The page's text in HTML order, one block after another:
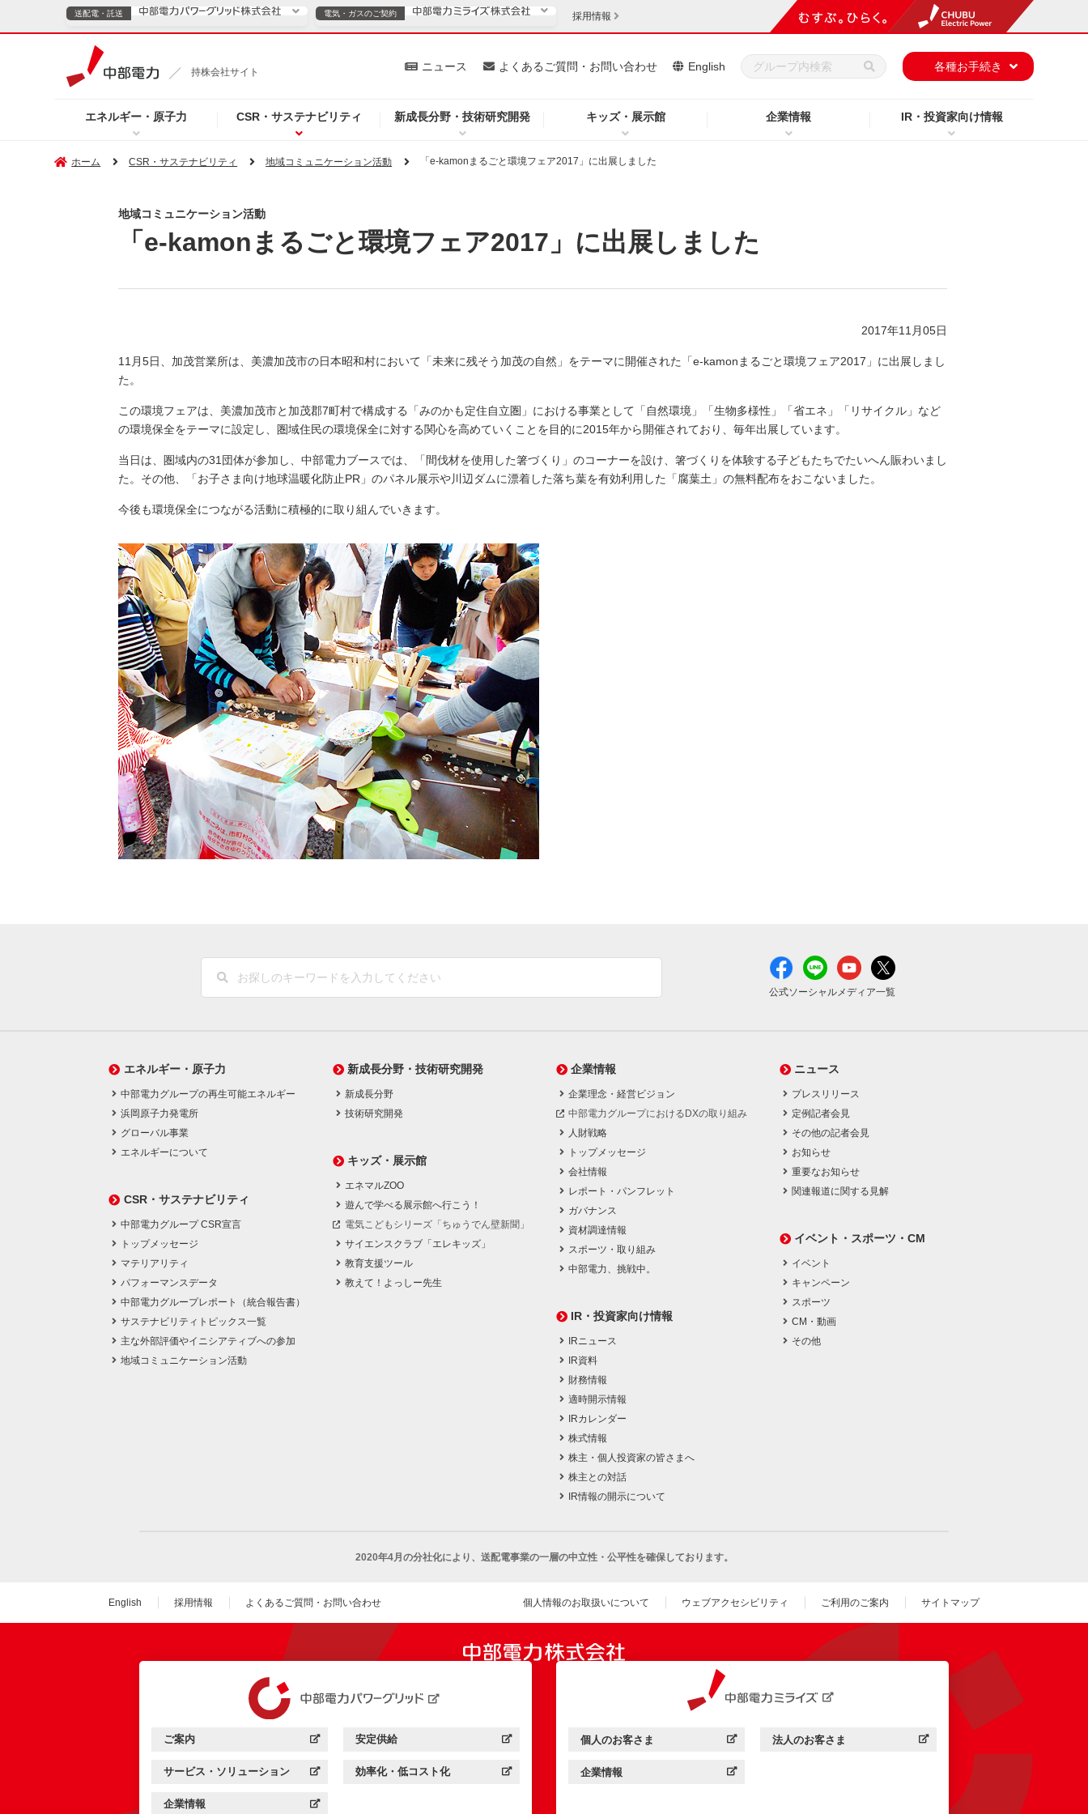
持株会社サイト
エネルギー・原子力 CSR・サステナビリティ 新成長分野・技術研究開発 キッズ・展示館 企業情報 IR・投資家向け情報
ニュース よくあるご質問・お問い合わせ English 各種お手続き
送配電・託送
ニュース（新しいウィンドウを開きます）
よくあるご質問・お問い合わせ（新しいウィンドウを開きます）
電気・ガスのご契約
電気・ガスのご契約
プレスリリース（新しいウィンドウを開きます）
お知らせ（新しいウィンドウを開きます）
よくあるご質問・お問い合わせ（新しいウィンドウを開きます）
採用情報
ホーム CSR・サステナビリティ 地域コミュニケーション活動 「e-kamonまるごと環境フェア2017」に出展しました
地域コミュニケーション活動
「e-kamonまるごと環境フェア2017」に出展しました
2017年11月05日
11月5日、加茂営業所は、美濃加茂市の日本昭和村において「未来に残そう加茂の自然」をテーマに開催された「e-kamonまるごと環境フェア2017」に出展しまし
た。
この環境フェアは、美濃加茂市と加茂郡7町村で構成する「みのかも定住自立圏」における事業として「自然環境」「生物多様性」「省エネ」「リサイクル」など
の環境保全をテーマに設定し、圏域住民の環境保全に対する関心を高めていくことを目的に2015年から開催されており、毎年出展しています。
当日は、圏域内の31団体が参加し、中部電力ブースでは、「間伐材を使用した箸づくり」のコーナーを設け、箸づくりを体験する子どもたちでたいへん賑わいまし
た。その他、「お子さま向け地球温暖化防止PR」のパネル展示や川辺ダムに漂着した落ち葉を有効利用した「腐葉土」の無料配布をおこないました。
今後も環境保全につながる活動に積極的に取り組んでいきます。
公式ソーシャルメディア一覧
エネルギー・原子力
中部電力グループの再生可能エネルギー
浜岡原子力発電所
グローバル事業
エネルギーについて
CSR・サステナビリティ
中部電力グループ CSR宣言
トップメッセージ
マテリアリティ
パフォーマンスデータ
中部電力グループレポート（統合報告書）
サステナビリティトピックス一覧
主な外部評価やイニシアティブへの参加
地域コミュニケーション活動
新成長分野・技術研究開発
新成長分野
技術研究開発
キッズ・展示館
エネマルZOO
遊んで学べる展示館へ行こう！
電気こどもシリーズ「ちゅうでん壁新聞」
サイエンスクラブ「エレキッズ」
教育支援ツール
教えて！よっしー先生
企業情報
企業理念・経営ビジョン
中部電力グループにおけるDXの取り組み
人財戦略
トップメッセージ
会社情報
レポート・パンフレット
ガバナンス
資材調達情報
スポーツ・取り組み
中部電力、挑戦中。
IR・投資家向け情報
IRニュース
IR資料
財務情報
適時開示情報
IRカレンダー
株式情報
株主・個人投資家の皆さまへ
株主との対話
IR情報の開示について
ニュース
プレスリリース
定例記者会見
その他の記者会見
お知らせ
重要なお知らせ
関連報道に関する見解
イベント・スポーツ・CM
イベント
キャンペーン
スポーツ
CM・動画
その他
2020年4月の分社化により、 送配電事業の一層の中立性・公平性を確保しております。
English 採用情報 よくあるご質問・お問い合わせ 個人情報のお取扱いについて ウェブアクセシビリティ ご利用のご案内 サイトマップ
中部電力パワーグリッド：
ご案内
（新しいウィンドウを開きます） 中部電力パワーグリッド：
安定供給
（新しいウィンドウを開きます）
中部電力パワーグリッド：
サービス・ソリューション
（新しいウィンドウを開きます） 中部電力パワーグリッド：
効率化・低コスト化
（新しいウィンドウを開きます）
中部電力パワーグリッド：
企業情報
（新しいウィンドウを開きます）
中部電力ミライズ：
個人のお客さま
（新しいウィンドウを開きます） 中部電力ミライズ：
法人のお客さま
（新しいウィンドウを開きます）
中部電力ミライズ：
企業情報
（新しいウィンドウを開きます）